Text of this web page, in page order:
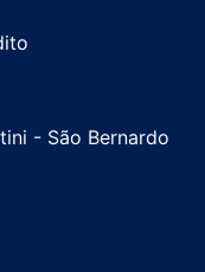
- São Bernardo